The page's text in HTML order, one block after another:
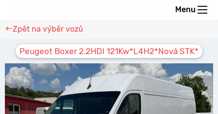
Menu
Zpět na výběr vozů
Peugeot Boxer 2.2HDI 121Kw*L4H2*Nová STK*